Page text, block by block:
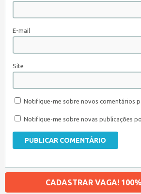
E-mail
Site
Notifique-me sobre novos comentários
Notifique-me sobre novas publicações
CADASTRAR VAGA!